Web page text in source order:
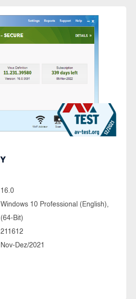
16.0
Windows 10 Professional (English),
(64-Bit)
211612
Nov-Dez/2021